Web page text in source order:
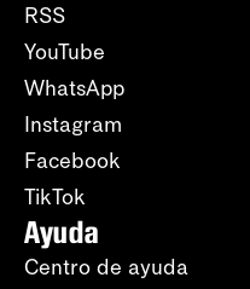
RSS
YouTube
WhatsApp
Instagram
Facebook
TikTok
Ayuda
Centro de ayuda